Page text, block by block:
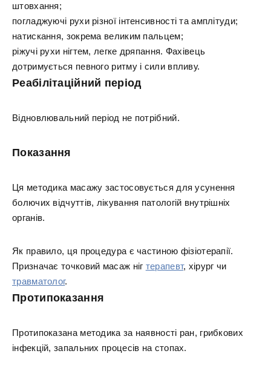
штовхання;
погладжуючі рухи різної інтенсивності та амплітуди;
натискання, зокрема великим пальцем;
ріжучі рухи нігтем, легке дряпання. Фахівець
дотримується певного ритму і сили впливу.
Реабілітаційний період
Відновлювальний період не потрібний.
Показання
Ця методика масажу застосовується для усунення
болючих відчуттів, лікування патологій внутрішніх
органів.
Як правило, ця процедура є частиною фізіотерапії.
Призначає точковий масаж ніг терапевт, хірург чи
травматолог.
Протипоказання
Протипоказана методика за наявності ран, грибкових
інфекцій, запальних процесів на стопах.